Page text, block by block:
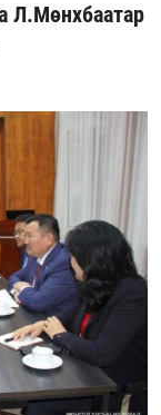
Л.Мөнхбаатар